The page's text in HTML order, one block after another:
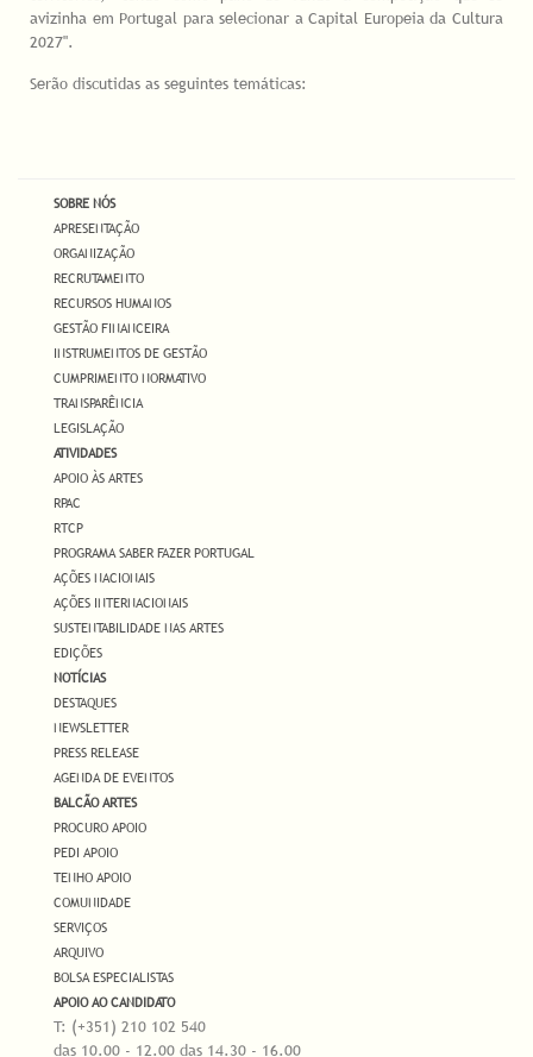
avizinha em Portugal para selecionar a Capital Europeia da Cultura
2027".
Serão discutidas as seguintes temáticas:
SOBRE NÓS
APRESENTAÇÃO
ORGANIZAÇÃO
RECRUTAMENTO
RECURSOS HUMANOS
GESTÃO FINANCEIRA
INSTRUMENTOS DE GESTÃO
CUMPRIMENTO NORMATIVO
TRANSPARÊNCIA
LEGISLAÇÃO
ATIVIDADES
APOIO ÀS ARTES
RPAC
RTCP
PROGRAMA SABER FAZER PORTUGAL
AÇÕES NACIONAIS
AÇÕES INTERNACIONAIS
SUSTENTABILIDADE NAS ARTES
EDIÇÕES
NOTÍCIAS
DESTAQUES
NEWSLETTER
PRESS RELEASE
AGENDA DE EVENTOS
BALCÃO ARTES
PROCURO APOIO
PEDI APOIO
TENHO APOIO
COMUNIDADE
SERVIÇOS
ARQUIVO
BOLSA ESPECIALISTAS
APOIO AO CANDIDATO
T: (+351) 210 102 540
das 10.00 - 12.00 das 14.30 - 16.00